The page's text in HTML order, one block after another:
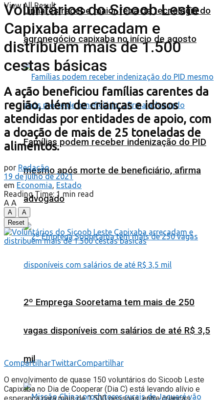
Linhares recebe maior feira de tecnologia do
agronegócio capixaba no início de agosto
Famílias podem receber indenização do PID
mesmo após morte de beneficiário, afirma
advogado
2º Emprega Sooretama tem mais de 250
vagas disponíveis com salários de até R$ 3,5
mil
View All Result
Voluntários do Sicoob Leste
Capixaba arrecadam e
distribuem mais de 1.500
cestas básicas
A ação beneficiou famílias carentes da
região, além de crianças e idosos
atendidas por entidades de apoio, com
a doação de mais de 25 toneladas de
alimentos.
por Redação
19 de julho de 2021
em Economia, Estado
Reading Time: 1 min read
A A
A
A
Reset
CompartilharTwittarCompartilhar
O envolvimento de quase 150 voluntários do Sicoob Leste
Capixaba no Dia de Cooperar (Dia C) está levando alívio e